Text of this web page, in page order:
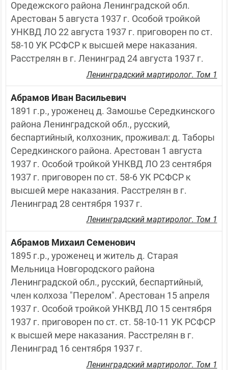
Оредежского района Ленинградской обл.
Арестован 5 августа 1937 г. Особой тройкой
УНКВД ЛО 22 августа 1937 г. приговорен по ст.
58-10 УК РСФСР к высшей мере наказания.
Расстрелян в г. Ленинград 24 августа 1937 г.
Ленинградский мартиролог. Том 1
Абрамов Иван Васильевич
1891 г.р., уроженец д. Замошье Середкинского
района Ленинградской обл., русский,
беспартийный, колхозник, проживал: д. Таборы
Середкинского района. Арестован 1 августа
1937 г. Особой тройкой УНКВД ЛО 23 сентября
1937 г. приговорен по ст. 58-6 УК РСФСР к
высшей мере наказания. Расстрелян в г.
Ленинград 28 сентября 1937 г.
Ленинградский мартиролог. Том 1
Абрамов Михаил Семенович
1895 г.р., уроженец и житель д. Старая
Мельница Новгородского района
Ленинградской обл., русский, беспартийный,
член колхоза "Перелом". Арестован 15 апреля
1937 г. Особой тройкой УНКВД ЛО 15 сентября
1937 г. приговорен по ст. ст. 58-10-11 УК РСФСР
к высшей мере наказания. Расстрелян в г.
Ленинград 16 сентября 1937 г.
Ленинградский мартиролог. Том 1